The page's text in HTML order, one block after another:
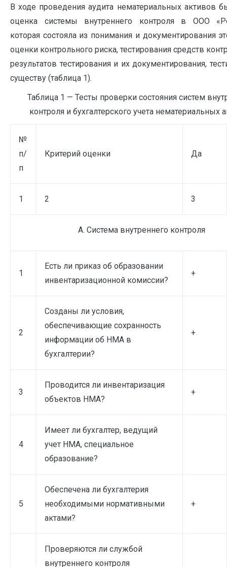
В ходе проведения аудита нематериальных активов
оценка системы внутреннего контроля в ООО
которая состояла из понимания и документирования
оценки контрольного риска, тестирования средств
результатов тестирования и их документирования,
существу (таблица 1).
Таблица 1 — Тесты проверки состояния систем
контроля и бухгалтерского учета нематериальных
№
п/
п
Критерий оценки Да
1 2 3
А. Система внутреннего контроля
1
Есть ли приказ об образовании
инвентаризационной комиссии?
+
2
Созданы ли условия,
обеспечивающие сохранность
информации об НМА в
бухгалтерии?
+
3
Проводится ли инвентаризация
объектов НМА?
+
4
Имеет ли бухгалтер, ведущий
учет НМА, специальное
образование?
5
Обеспечена ли бухгалтерия
необходимыми нормативными
актами?
+
Проверяются ли службой
внутреннего контроля